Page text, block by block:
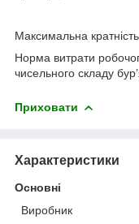
Максимальна
Норма витрати
чисельного складу
Приховати
Характеристики
Основні
Виробник